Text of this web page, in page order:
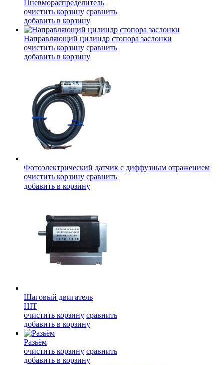
Пневмораспределитель
очистить корзину сравнить
добавить в корзину
Направляющий цилиндр стопора заслонки
очистить корзину сравнить
добавить в корзину
Фотоэлектрический датчик с диффузным отражением
очистить корзину сравнить
добавить в корзину
Шаговый двигатель
HIT
очистить корзину сравнить
добавить в корзину
Разьём
очистить корзину сравнить
добавить в корзину